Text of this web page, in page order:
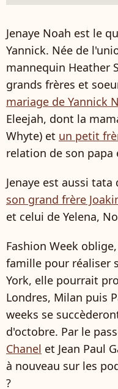
Jenaye Noah est le
Yannick. Née de
mannequin Heather
grands frères et
mariage de Yannick
Eleejah, dont la
Whyte) et un petit
relation de son papa
Jenaye est aussi
son grand frère
et celui de Yelena,
Fashion Week
famille pour réaliser
York, elle pourrait
Londres, Milan puis
weeks se
d'octobre. Par le
Chanel et Jean Paul
à nouveau sur les
?